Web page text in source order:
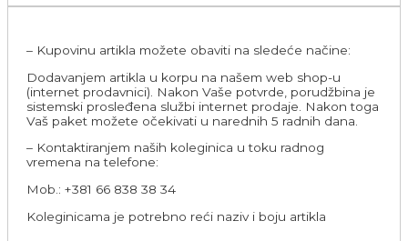
– Kupovinu artikla možete obaviti na sledeće načine:
Dodavanjem artikla u korpu na našem web shop-u
(internet prodavnici). Nakon Vaše potvrde, porudžbina je
sistemski prosleđena službi internet prodaje. Nakon toga
Vaš paket možete očekivati u narednih 5 radnih dana.
– Kontaktiranjem naših koleginica u toku radnog
vremena na telefone:
Mob.: +381 66 838 38 34
Koleginicama je potrebno reći naziv i boju artikla